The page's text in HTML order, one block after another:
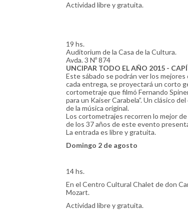
Actividad libre y gratuita.
19 hs.
Auditorium de la Casa de la Cultura.
Avda. 3 Nº 874
UNCIPAR TODO EL AÑO 2015 -
Este sábado se podrán ver los
cada entrega, se proyectará un corto
cortometraje que filmó Fernando
para un Kaiser Carabela”. Un clásico
de la música original.
Los cortometrajes recorren lo mejor
de los 37 años de este evento
La entrada es libre y gratuita.
Domingo 2 de agosto
14 hs.
En el Centro Cultural Chalet de don
Mozart.
Actividad libre y gratuita.